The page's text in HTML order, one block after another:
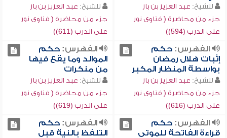
للشيخ: عبد العزيز بن باز
جزء من محاضرة ( فتاوى نور
على الدرب (594))
للشيخ: عبد العزيز بن باز
جزء من محاضرة ( فتاوى نور
على الدرب (611))
الفهرس:حكم
إثبات هلال رمضان
بواسطة المنظار المكبر
للشيخ: عبد العزيز بن باز
جزء من محاضرة ( فتاوى نور
على الدرب (616))
الفهرس:حكم
الموالد وما يقع فيها
من منكرات
للشيخ: عبد العزيز بن باز
جزء من محاضرة ( فتاوى نور
على الدرب (619))
الفهرس:حكم
قراءة الفاتحة للموتى
الفهرس:حكم
التلفظ بالنية قبل